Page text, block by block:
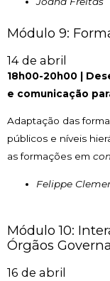
Módulo 9:
14 de abril
18h00-20h00 |
e comunicação
Adaptação das
públicos e níveis
as formações em
Felippe
Módulo 10:
Órgãos
16 de abril